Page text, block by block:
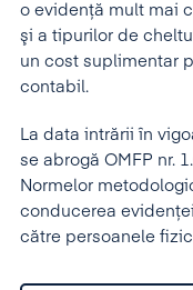
o evidenţă mult mai
şi a tipurilor de
un cost suplimentar
contabil.
La data intrării în
se abrogă OMFP nr.
Normelor
conducerea
către persoanele